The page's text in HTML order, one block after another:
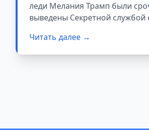
леди Мелания Трамп были
выведены Секретной службой
дома в Вашингтоне после того,
охраны прозвучали выстрелы.
Читать далее →